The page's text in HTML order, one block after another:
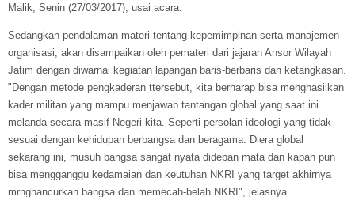
Malik, Senin (27/03/2017), usai acara.
Sedangkan pendalaman materi tentang kepemimpinan serta manajemen
organisasi, akan disampaikan oleh pemateri dari jajaran Ansor Wilayah
Jatim dengan diwarnai kegiatan lapangan baris-berbaris dan ketangkasan.
"Dengan metode pengkaderan ttersebut, kita berharap bisa menghasilkan
kader militan yang mampu menjawab tantangan global yang saat ini
melanda secara masif Negeri kita. Seperti persolan ideologi yang tidak
sesuai dengan kehidupan berbangsa dan beragama. Diera global
sekarang ini, musuh bangsa sangat nyata didepan mata dan kapan pun
bisa mengganggu kedamaian dan keutuhan NKRI yang target akhirnya
mrnghancurkan bangsa dan memecah-belah NKRI", jelasnya.